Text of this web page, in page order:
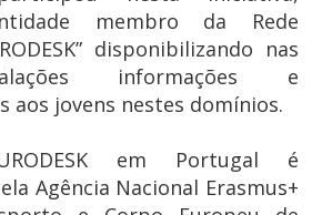
membro da Rede
disponibilizando nas
informações e
aos jovens nestes domínios.
em Portugal é
Agência Nacional Erasmus+